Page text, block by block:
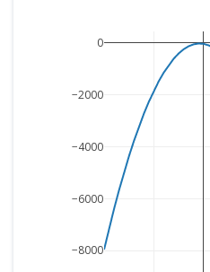
−8000
−6000
−4000
−2000
0